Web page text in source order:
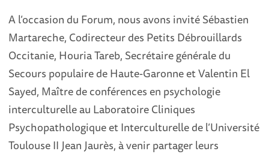
A l’occasion du Forum, nous avons invité Sébastien
Martareche, Codirecteur des Petits Débrouillards
Occitanie, Houria Tareb, Secrétaire générale du
Secours populaire de Haute-Garonne et Valentin El
Sayed, Maître de conférences en psychologie
interculturelle au Laboratoire Cliniques
Psychopathologique et Interculturelle de l’Université
Toulouse II Jean Jaurès, à venir partager leurs